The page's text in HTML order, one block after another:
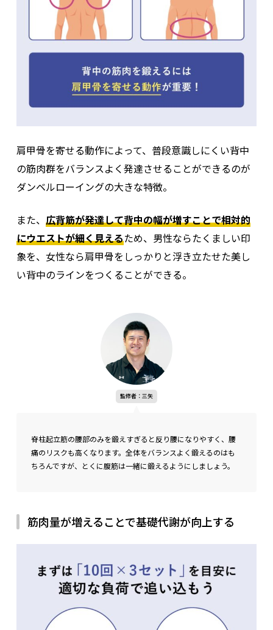
僧帽筋と同様、肩胛骨をしっかりと寄せ切ることが重要です。
大円筋（だいえんきん）
腕を内側に回したり、後ろに引いたりするなどの動作に関与している
をしっかりと出しましょう。
肩甲骨を寄せる動作によって、普段意識しにくい背中
の筋肉群をバランスよく発達させることができるのが
ダンベルローイングの大きな特徴。
また、 広背筋が発達して背中の幅が増すことで相対的
にウエストが細く見えるため、男性ならたくましい印
象を、女性なら肩甲骨をしっかりと浮き立たせた美し
い背中のラインをつくることができる。
監修者：三矢
脊柱起立筋の腰部のみを鍛えすぎると反り腰になりやすく、腰
痛のリスクも高くなります。全体をバランスよく鍛えるのはも
ちろんですが、とくに腹筋は一緒に鍛えるようにしましょう。
筋肉量が増えることで基礎代謝が向上する